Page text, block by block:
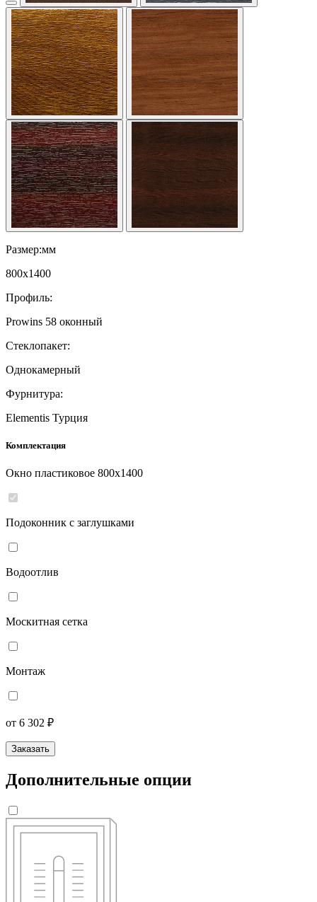
Размер:мм
800x1400
Профиль:
Prowins 58 оконный
Стеклопакет:
Однокамерный
Фурнитура:
Elementis Турция
Комплектация
Окно пластиковое 800x1400
Подоконник с заглушками
Водоотлив
Москитная сетка
Монтаж
от 6 302 ₽
Заказать
Дополнительные опции